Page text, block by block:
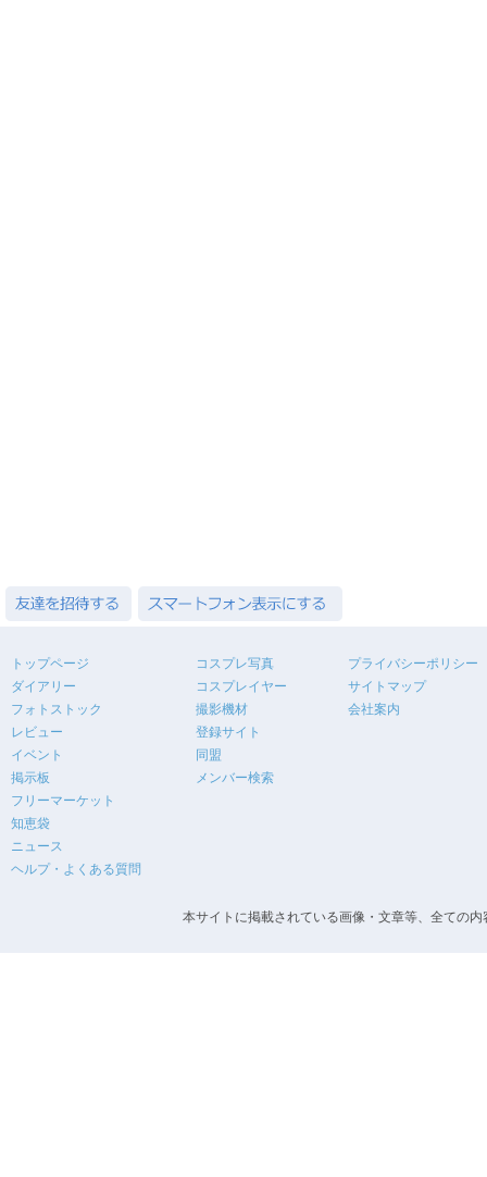
トップページ
ダイアリー
フォトストック
レビュー
イベント
掲示板
フリーマーケット
知恵袋
ニュース
ヘルプ・よくある質問
コスプレ写真
コスプレイヤー
撮影機材
登録サイト
同盟
メンバー検索
プライバシーポリシー
サイトマップ
会社案内
本サイトに掲載されている画像・文章等、全ての